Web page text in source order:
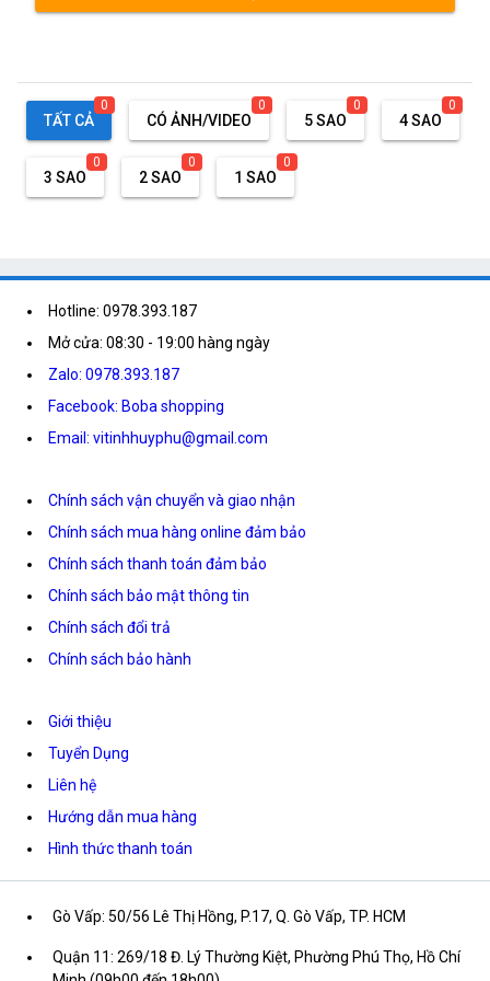
TẤT CẢ
0
CÓ ẢNH/VIDEO
0
5 SAO
0
4 SAO
0
3 SAO
0
2 SAO
0
1 SAO
0
Hotline: 0978.393.187
Mở cửa: 08:30 - 19:00 hàng ngày
Zalo: 0978.393.187
Facebook: Boba shopping
Email: vitinhhuyphu@gmail.com
Chính sách vận chuyển và giao nhận
Chính sách mua hàng online đảm bảo
Chính sách thanh toán đảm bảo
Chính sách bảo mật thông tin
Chính sách đổi trả
Chính sách bảo hành
Giới thiệu
Tuyển Dụng
Liên hệ
Hướng dẫn mua hàng
Hình thức thanh toán
Gò Vấp: 50/56 Lê Thị Hồng, P.17, Q. Gò Vấp, TP. HCM
Quận 11: 269/18 Đ. Lý Thường Kiệt, Phường Phú Thọ, Hồ Chí